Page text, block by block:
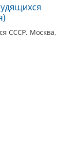
СССР. Москва,